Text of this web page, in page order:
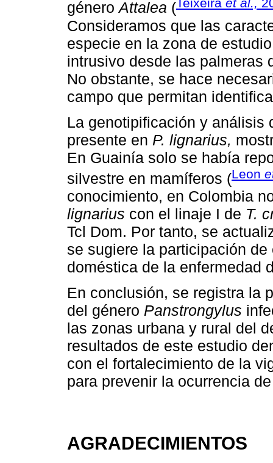
géneroAttalea ( Teixeira et al.,
Consideramos que las
especie en la zona de
intrusivo desde las palmeras
No obstante, se hace
campo que permitan
La genotipificación y
presente en P. lignarius,
En Guainía solo se había
silvestre en mamíferos (Leon
conocimiento, en Colombia
lignarius con el linaje I de T.
Tcl Dom. Por tanto, se
se sugiere la participación
doméstica de la enfermedad
En conclusión, se registra la
del género Panstrongylus
las zonas urbana y rural del
resultados de este estudio
con el fortalecimiento de la
para prevenir la ocurrencia
AGRADECIMIENTOS